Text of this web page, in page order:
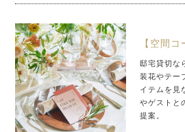
【空間コ
邸宅貸切な
装花やテー
イテムを見
やゲストと
提案。